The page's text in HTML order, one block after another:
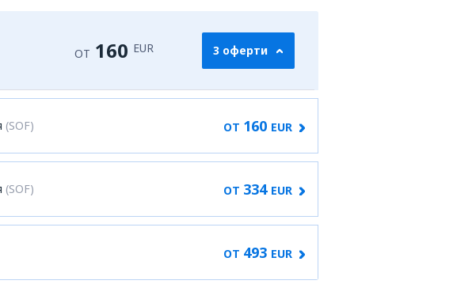
ОТ 160 EUR 3 оферти
(SOF) ОТ 160 EUR
(SOF) ОТ 334 EUR
ОТ 493 EUR